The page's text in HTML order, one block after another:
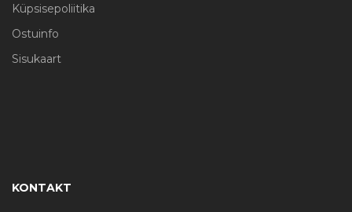
Küpsisepoliitika
Ostuinfo
Sisukaart
KONTAKT